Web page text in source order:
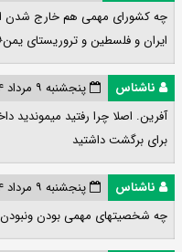
چه کشورای مهمی هم خارج شدن
ایران و فلسطین و تروریستای
ناشناس
پنجشنبه ۹ مرداد ۱۴۰۴ ۰۸:۰۲:۴۱
آفرین. اصلا چرا رفتید
برای برگشت داشتید
ناشناس
پنجشنبه ۹ مرداد ۱۴۰۴ ۰۹:۰۱:۳۷
چه شخصیتهای مهمی بودن ونبودن